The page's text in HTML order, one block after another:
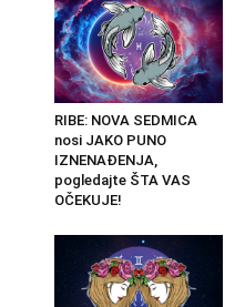
RIBE: NOVA SEDMICA
nosi JAKO PUNO
IZNENAĐENJA,
pogledajte ŠTA VAS
OČEKUJE!